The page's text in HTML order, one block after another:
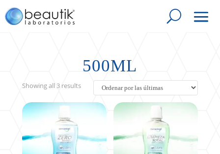
500ML
Showing all 3 resultsSorted
latest